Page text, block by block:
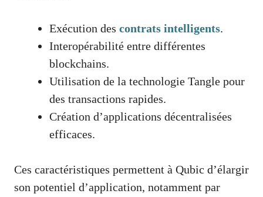
Exécution des contrats intelligents.
Interopérabilité entre différentes
blockchains.
Utilisation de la technologie Tangle pour
des transactions rapides.
Création d’applications décentralisées
efficaces.
Ces caractéristiques permettent à Qubic d’élargir
son potentiel d’application, notamment par